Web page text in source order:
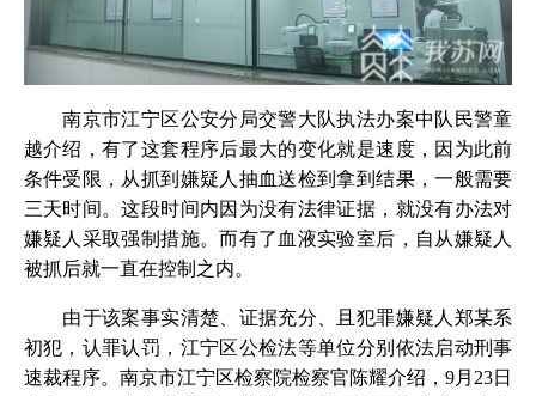
南京市江宁区公安分局交警大队执法办案中队民警童
越介绍，有了这套程序后最大的变化就是速度，因为此前
条件受限，从抓到嫌疑人抽血送检到拿到结果，一般需要
三天时间。这段时间内因为没有法律证据，就没有办法对
嫌疑人采取强制措施。而有了血液实验室后，自从嫌疑人
被抓后就一直在控制之内。
由于该案事实清楚、证据充分、且犯罪嫌疑人郑某系
初犯，认罪认罚，江宁区公检法等单位分别依法启动刑事
速裁程序。南京市江宁区检察院检察官陈耀介绍，9月23日